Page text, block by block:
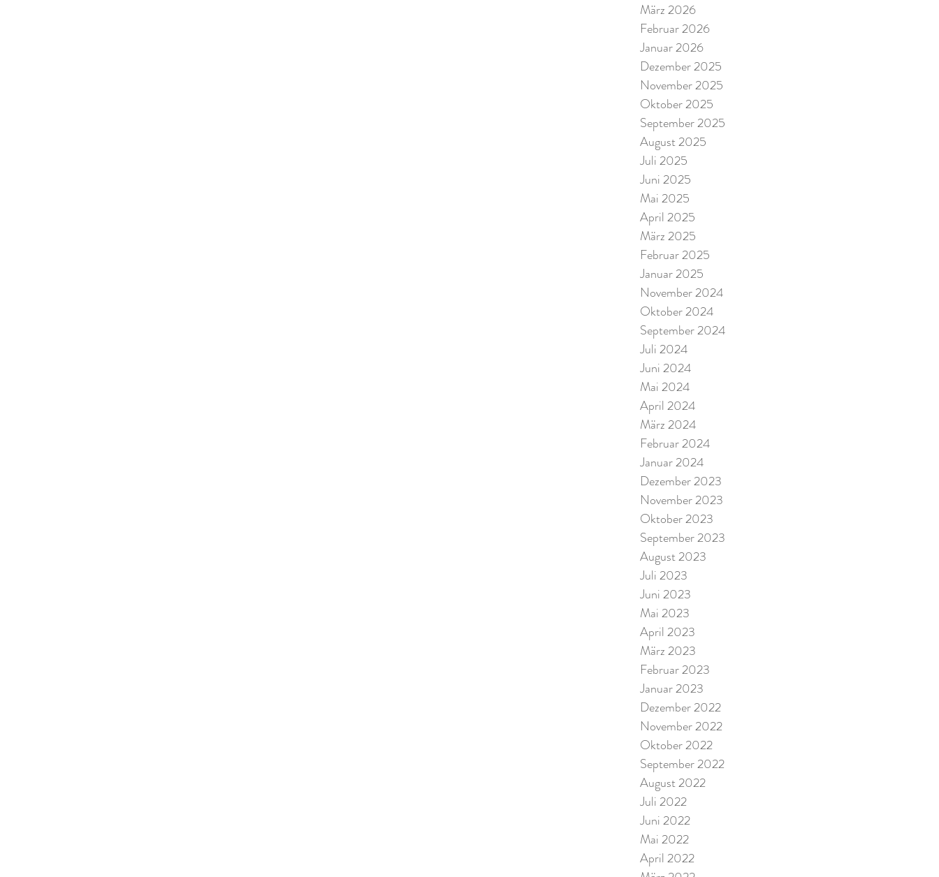
März 2026
Februar 2026
Januar 2026
Dezember 2025
November 2025
Oktober 2025
September 2025
August 2025
Juli 2025
Juni 2025
Mai 2025
April 2025
März 2025
Februar 2025
Januar 2025
November 2024
Oktober 2024
September 2024
Juli 2024
Juni 2024
Mai 2024
April 2024
März 2024
Februar 2024
Januar 2024
Dezember 2023
November 2023
Oktober 2023
September 2023
August 2023
Juli 2023
Juni 2023
Mai 2023
April 2023
März 2023
Februar 2023
Januar 2023
Dezember 2022
November 2022
Oktober 2022
September 2022
August 2022
Juli 2022
Juni 2022
Mai 2022
April 2022